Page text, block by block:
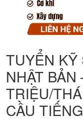
TUYỂN KỸ
NHẬT
TRIỆU/
CẦU